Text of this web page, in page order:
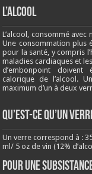
L’ALCOOL
L’alcool, consommé
Une consommation plus
pour la santé, y compris
maladies cardiaques et
d’embonpoint doivent
calorique de l’alcool.
maximum d’un à deux
QU’EST-CE QU’UN
Un verre correspond à :
ml/ 5 oz de vin (12%
Pour une